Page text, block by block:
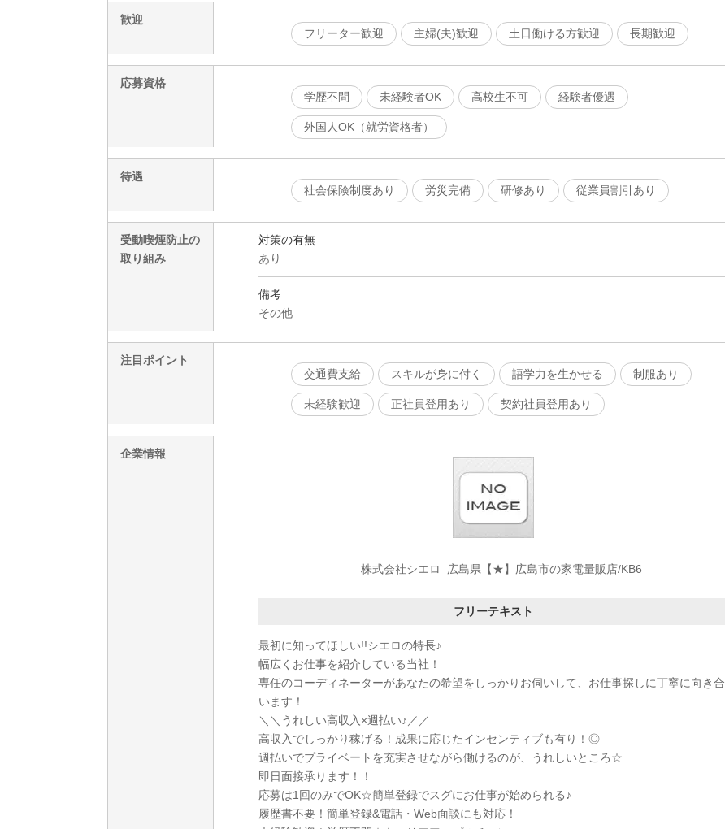
歓迎
フリーター歓迎
主婦(夫)歓迎 土日働ける方歓迎 長期歓迎
応募資格
学歴不問
未経験者OK 高校生不可 経験者優遇
外国人OK（就労資格者）
待遇
社会保険制度あり
労災完備 研修あり 従業員割引あり
受動喫煙防止の
取り組み
対策の有無
あり
備考
その他
注目ポイント
交通費支給
スキルが身に付く 語学力を生かせる 制服あり
未経験歓迎 正社員登用あり 契約社員登用あり
企業情報
株式会社シエロ_広島県【★】広島市の家電量販店/KB6
フリーテキスト
最初に知ってほしい!!シエロの特長♪
幅広くお仕事を紹介している当社！
専任のコーディネーターがあなたの希望をしっかりお伺いして、お仕事探しに丁寧に向き合
います！
＼＼うれしい高収入×週払い♪／／
高収入でしっかり稼げる！成果に応じたインセンティブも有り！◎
週払いでプライベートを充実させながら働けるのが、うれしいところ☆
即日面接承ります！！
応募は1回のみでOK☆簡単登録でスグにお仕事が始められる♪
履歴書不要！簡単登録&電話・Web面談にも対応！